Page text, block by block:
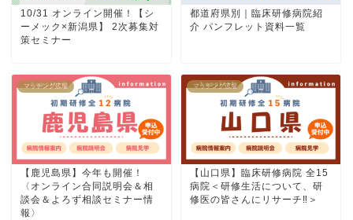
10/31 オンライン開催！【シ
ーメック×新潟県】 2次募集対
策セミナー
都道府県別｜臨床研修病院紹
介 パンフレット資料一覧
マッチング広場
【鹿児島県】今年も開催！
〈オンライン合同説明会＆相
談会＆よろず相談セミナー情
報〉
マッチング広場
【山口県】臨床研修病院 全15
病院＜研修生活について、研
修医の皆さんにリサーチ‼＞